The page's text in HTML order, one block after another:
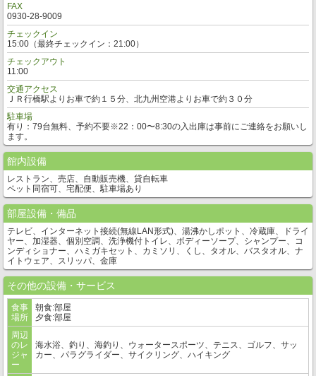
FAX
0930-28-9009
チェックイン
15:00（最終チェックイン：21:00）
チェックアウト
11:00
交通アクセス
ＪＲ行橋駅よりお車で約１５分、北九州空港よりお車で約３０分
駐車場
有り：79台無料、予約不要※22：00〜8:30の入出庫は事前にご連絡をお願いし
ます。
館内設備
レストラン、売店、自動販売機、貸自転車
ペット同宿可、宅配便、駐車場あり
部屋設備・備品
テレビ、インターネット接続(無線LAN形式)、湯沸かしポット、冷蔵庫、ドライ
ヤー、加湿器、個別空調、洗浄機付トイレ、ボディーソープ、シャンプー、コ
ンディショナー、ハミガキセット、カミソリ、くし、タオル、バスタオル、ナ
イトウェア、スリッパ、金庫
その他の設備・サービス
食事
場所
朝食:部屋
夕食:部屋
周辺
のレ
ジャ
ー
海水浴、釣り、海釣り、ウォータースポーツ、テニス、ゴルフ、サッ
カー、パラグライダー、サイクリング、ハイキング